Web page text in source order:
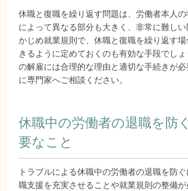
休職と復職を繰り返す問題は、労働者本人
によって異なる部分も大きく、非常に難し
かじめ就業規則で、休職と復職を繰り返す
きるように定めておくのも有効な手段でし
の解雇には合理的な理由と適切な手続きが
に専門家へご相談ください。
休職中の労働者の退職を防
要なこと
トラブルによる休職中の労働者の退職を防
職支援を充実させることや就業規則の整備が